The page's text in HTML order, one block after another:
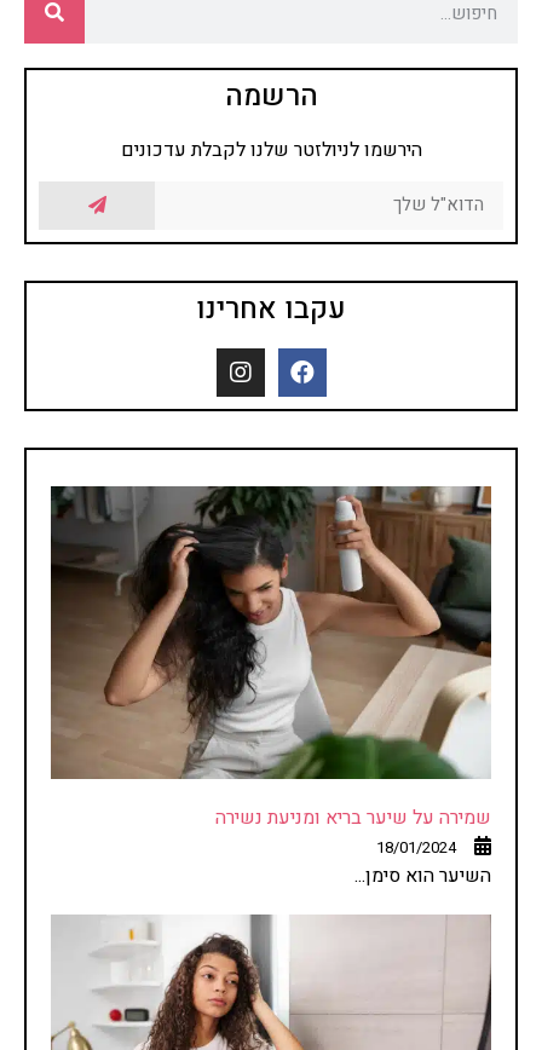
הרשמה
הירשמו לניולזטר שלנו לקבלת עדכונים
עקבו אחרינו
שמירה על שיער בריא ומניעת נשירה
18/01/2024
השיער הוא סימן...